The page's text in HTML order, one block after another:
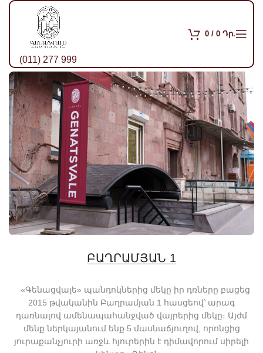
(011) 277 999
0 / 0 Դր.
ԲԱՂՐԱՄՅԱՆ 1
«Գենացվալե» պանդոկներից մեկը իր դռները բացեց
2015 թվականին Բաղրամյան 1 հասցեով՝ արագ
դառնալով ամենապահանջված վայրերից մեկը։ Այժմ
մենք ներկայանում ենք 5 մասնաճյուղով, որոնցից
յուրաքանչյուրի առջև հյուրերին է դիմավորում սիրելի